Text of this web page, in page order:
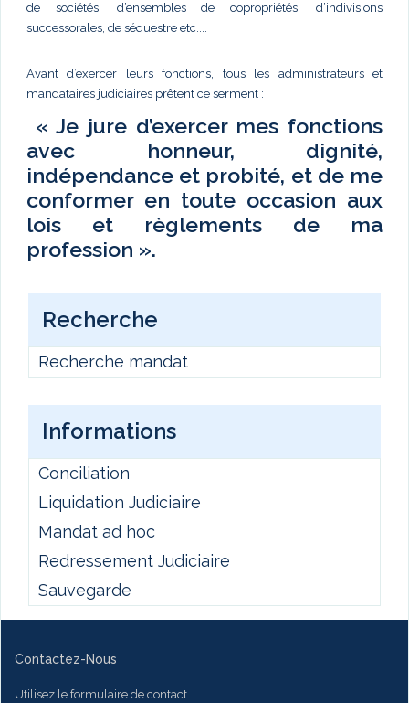
de sociétés, d’ensembles de copropriétés, d’indivisions
successorales, de séquestre etc....
Avant d’exercer leurs fonctions, tous les administrateurs et
mandataires judiciaires prêtent ce serment :
« Je jure d’exercer mes fonctions
avec honneur, dignité,
indépendance et probité, et de me
conformer en toute occasion aux
lois et règlements de ma
profession ».
Recherche
Recherche mandat
Informations
Conciliation
Liquidation Judiciaire
Mandat ad hoc
Redressement Judiciaire
Sauvegarde
Contactez-Nous
Utilisez le formulaire de contact